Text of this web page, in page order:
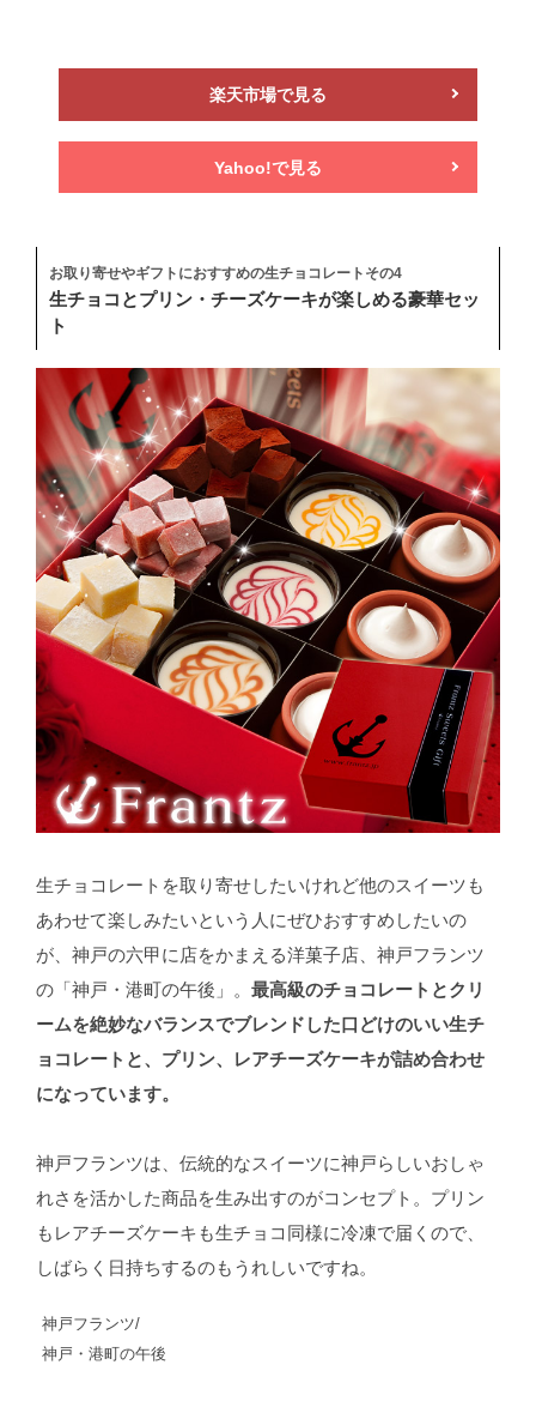
楽天市場で見る
Yahoo!で見る
お取り寄せやギフトにおすすめの生チョコレートその4
生チョコとプリン・チーズケーキが楽しめる豪華セッ
ト
生チョコレートを取り寄せしたいけれど他のスイーツも
あわせて楽しみたいという人にぜひおすすめしたいの
が、神戸の六甲に店をかまえる洋菓子店、神戸フランツ
の「神戸・港町の午後」。 最高級のチョコレートとクリ
ームを絶妙なバランスでブレンドした口どけのいい生チ
ョコレートと、プリン、レアチーズケーキが詰め合わせ
になっています。
神戸フランツは、伝統的なスイーツに神戸らしいおしゃ
れさを活かした商品を生み出すのがコンセプト。プリン
もレアチーズケーキも生チョコ同様に冷凍で届くので、
しばらく日持ちするのもうれしいですね。
神戸フランツ/
神戸・港町の午後